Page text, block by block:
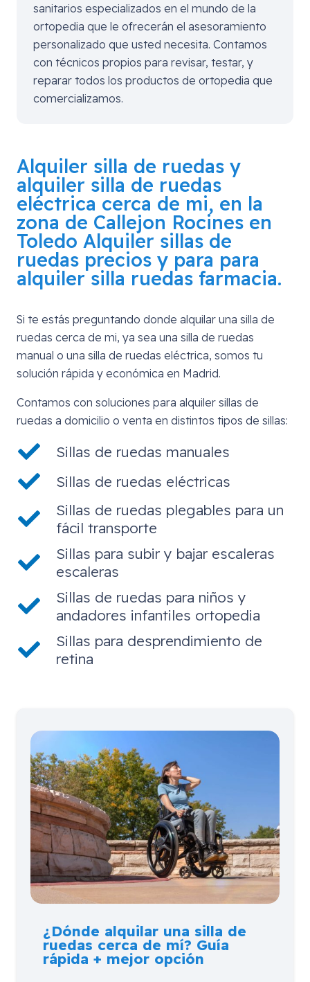
sanitarios especializados en el mundo de la
ortopedia que le ofrecerán el asesoramiento
personalizado que usted necesita. Contamos
con técnicos propios para revisar, testar, y
reparar todos los productos de ortopedia que
comercializamos.
Alquiler silla de ruedas y
alquiler silla de ruedas
eléctrica cerca de mi, en la
zona de Callejon Rocines en
Toledo Alquiler sillas de
ruedas precios y para para
alquiler silla ruedas farmacia.
Si te estás preguntando donde alquilar una silla de
ruedas cerca de mi, ya sea una silla de ruedas
manual o una silla de ruedas eléctrica, somos tu
solución rápida y económica en Madrid.
Contamos con soluciones para alquiler sillas de
ruedas a domicilio o venta en distintos tipos de sillas:
Sillas de ruedas manuales
Sillas de ruedas eléctricas
Sillas de ruedas plegables para un
fácil transporte
Sillas para subir y bajar escaleras
escaleras
Sillas de ruedas para niños y
andadores infantiles ortopedia
Sillas para desprendimiento de
retina
¿Dónde alquilar una silla de
ruedas cerca de mí? Guía
rápida + mejor opción